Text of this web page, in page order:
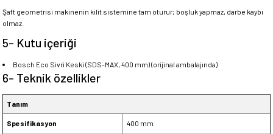
Şaft geometrisi makinenin kilit sistemine tam oturur; boşluk yapmaz, darbe kaybı
olmaz.
5- Kutu içeriği
Bosch Eco Sivri Keski (SDS-MAX, 400 mm) (orijinal ambalajında)
6- Teknik özellikler
Tanım
Spesifikasyon 400 mm